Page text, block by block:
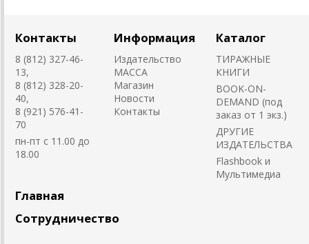
Контакты
8 (812) 327-46-
13,
8 (812) 328-20-
40,
8 (921) 576-41-
70
пн-пт с 11.00 до
18.00
Информация
Издательство
MACCA
Магазин
Новости
Контакты
Каталог
ТИРАЖНЫЕ
КНИГИ
BOOK-ON-
DEMAND (под
заказ от 1 экз.)
ДРУГИЕ
ИЗДАТЕЛЬСТВА
Flashbook и
Мультимедиа
Главная
Сотрудничество